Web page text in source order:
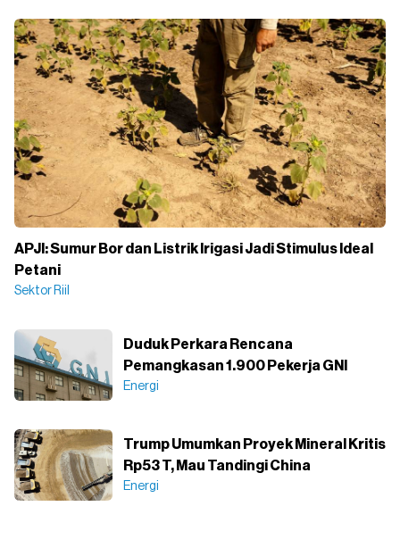
APJI: Sumur Bor dan Listrik Irigasi Jadi Stimulus Ideal
Petani
Sektor Riil
Duduk Perkara Rencana
Pemangkasan 1.900 Pekerja GNI
Energi
Trump Umumkan Proyek Mineral Kritis
Rp53 T, Mau Tandingi China
Energi